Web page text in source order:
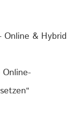
Online & Hybrid
Online-